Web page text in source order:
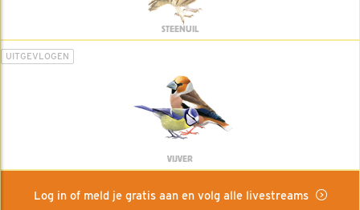
STEENUIL
UITGEVLOGEN
VIJVER
Log in of meld je gratis aan en volg alle livestreams